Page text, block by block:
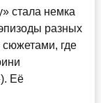
стала немка
разных
где
Её